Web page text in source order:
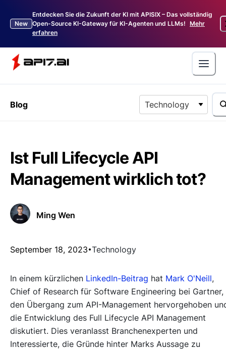
New
Entdecken Sie die Zukunft der KI mit APISIX – Das vollständig
Open-Source KI-Gateway für KI-Agenten und LLMs! Mehr
erfahren
Blog Technology
Ist Full Lifecycle API
Management wirklich tot?
Ming Wen
September 18, 2023 Technology
In einem kürzlichen LinkedIn-Beitrag hat Mark O'Neill,
Chief of Research für Software Engineering bei Gartner,
den Übergang zum API-Management hervorgehoben
die Entwicklung des Full Lifecycle API Management
diskutiert. Dies veranlasst Branchenexperten und
Interessierte, die Gründe hinter Marks Aussage zu